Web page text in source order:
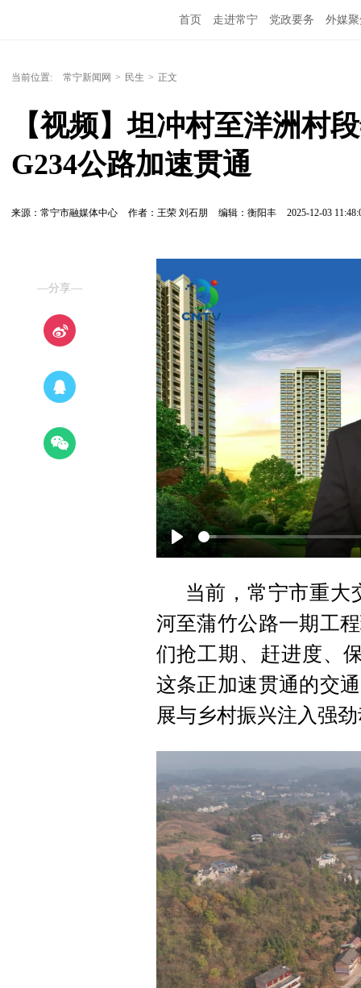
首页 走进常宁 党政要务 外媒
当前位置: 常宁新闻网 > 民生 > 正文
【视频】坦冲村至洋洲村
G234公路加速贯通
来源：常宁市融媒体中心 作者：王荣 刘石朋 编辑：衡阳丰 2025-12-03
—分享—
Play
当前，常宁市重大
河至蒲竹公路一期工
们抢工期、赶进度、
这条正加速贯通的交
展与乡村振兴注入强